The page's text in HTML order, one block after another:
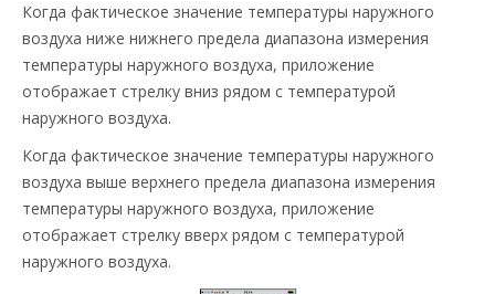
Когда фактическое значение температуры наружного
воздуха ниже нижнего предела диапазона измерения
температуры наружного воздуха, приложение
отображает стрелку вниз рядом с температурой
наружного воздуха.
Когда фактическое значение температуры наружного
воздуха выше верхнего предела диапазона измерения
температуры наружного воздуха, приложение
отображает стрелку вверх рядом с температурой
наружного воздуха.